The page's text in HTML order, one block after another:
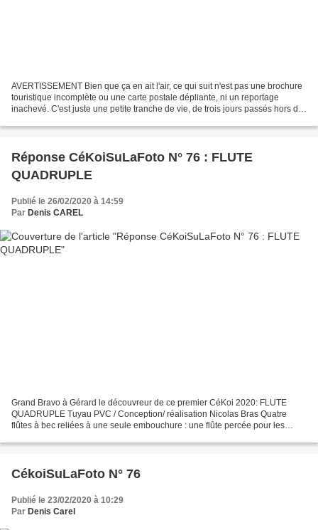
AVERTISSEMENT Bien que ça en ait l'air, ce qui suit n'est pas une brochure
touristique incomplète ou une carte postale dépliante, ni un reportage
inachevé. C'est juste une petite tranche de vie, de trois jours passés hors du
Réponse CéKoiSuLaFoto N° 76 : FLUTE
QUADRUPLE
Publié le 26/02/2020 à 14:59
Par Denis CAREL
Grand Bravo à Gérard le découvreur de ce premier CéKoi 2020: FLUTE
QUADRUPLE Tuyau PVC / Conception/ réalisation Nicolas Bras Quatre
flûtes à bec reliées à une seule embouchure : une flûte percée pour les
CékoiSuLaFoto N° 76
Publié le 23/02/2020 à 10:29
Par Denis Carel